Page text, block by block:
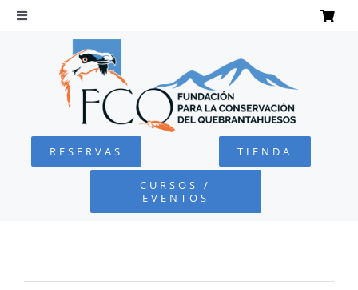
Saltar
Toggle
Navigation
QUEBRANTAHUESOS
FUNDACIÓN
RESERVAS TIENDA
CURSOS /
EVENTOS